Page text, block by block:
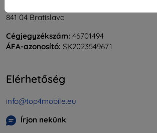
841 04 Bratislava
Cégjegyzékszám: 46701494
ÁFA-azonosító: SK2023549671
Elérhetőség
info@top4mobile.eu
Írjon nekünk